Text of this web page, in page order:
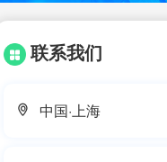
联系我们
中国·上海